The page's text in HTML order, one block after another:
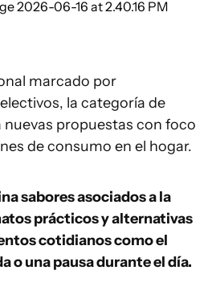
marcado por
la categoría de
propuestas con foco
de consumo en el hogar.
sabores asociados a la
prácticos y alternativas
cotidianos como el
o una pausa durante el día.